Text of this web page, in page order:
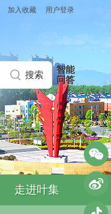
加入收藏 用户登录
智能
问答
走进叶集